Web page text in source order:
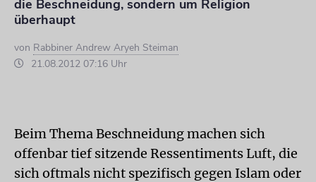
die Beschneidung, sondern um Religion
überhaupt
von Rabbiner Andrew Aryeh Steiman
21.08.2012 07:16 Uhr
Beim Thema Beschneidung machen sich
offenbar tief sitzende Ressentiments Luft, die
sich oftmals nicht spezifisch gegen Islam oder